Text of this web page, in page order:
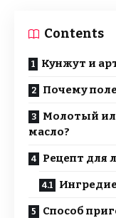
Contents
Кунжут и
Почему
Молотый
масло?
Рецепт для
Способ